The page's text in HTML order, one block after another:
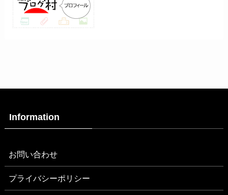
Information
お問い合わせ
プライバシーポリシー